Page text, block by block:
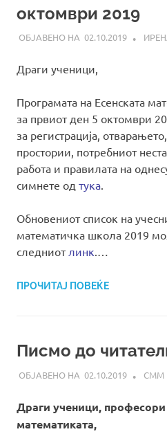
октомври 2019
02.10.2019
Драги ученици,
Програмата на Есенската
за првиот ден 5 октомври
за регистрација,
простории, потребниот
работа и правилата на
симнете од тука.
Обновениот список на
математичка школа 2019
следниот линк.…
ПРОЧИТАЈ ПОВЕЌЕ
Писмо до
02.10.2019 СММ
Драги ученици,
математиката,